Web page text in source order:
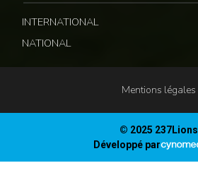
INTERNATIONAL
NATIONAL
Mentions légales
© 2025 237Lions
Développé par